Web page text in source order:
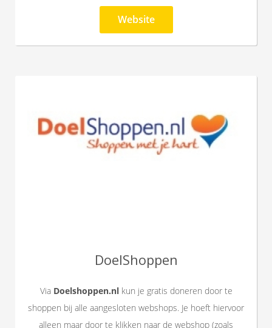
Website
DoelShoppen
Via Doelshoppen.nlkun je gratis doneren door te
shoppen bij alle aangesloten webshops. Je hoeft hiervoor
alleen maar door te klikken naar de webshop (zoals